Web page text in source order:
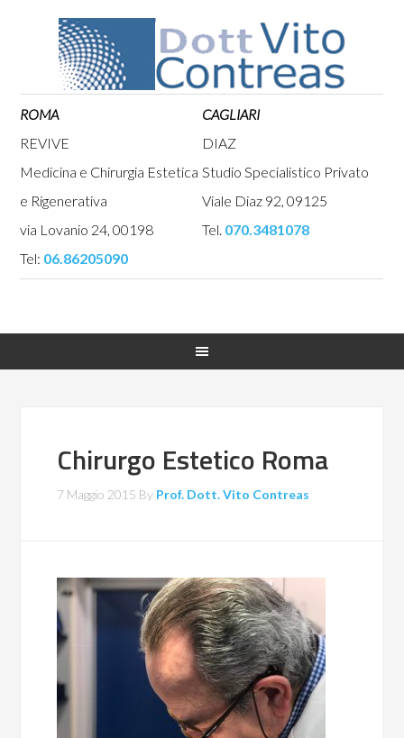
ROMA
REVIVE
Medicina e Chirurgia Estetica
e Rigenerativa
via Lovanio 24, 00198
Tel: 06.86205090
CAGLIARI
DIAZ
Studio Specialistico Privato
Viale Diaz 92, 09125
Tel. 070.3481078
Chirurgo Estetico Roma
7 Maggio 2015 By Prof. Dott. Vito Contreas